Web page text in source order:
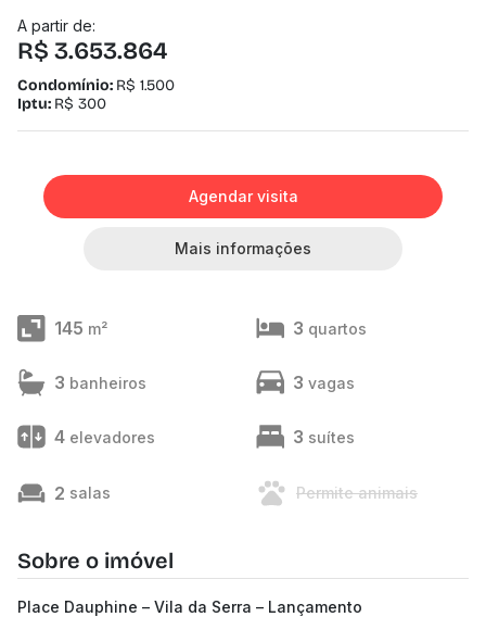
A partir de:
R$ 3.653.864
Condomínio: R$ 1.500
Iptu: R$ 300
Agendar visita
Mais informações
145 m² 3 quartos
3 banheiros 3 vagas
4 elevadores 3 suítes
2 salas Permite animais
Sobre o imóvel
Place Dauphine – Vila da Serra – Lançamento